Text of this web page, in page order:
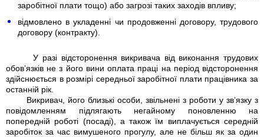
заробітної плати тощо) або загрозі таких заходів впливу;
відмовлено в укладенні чи продовженні договору, трудового
договору (контракту).
У разі відсторонення викривача від виконання трудових
обов’язків не з його вини оплата праці на період відсторонення
здійснюється в розмірі середньої заробітної плати працівника за
останній рік.
Викривач, його близькі особи, звільнені з роботи у зв’язку з
повідомленням підлягають негайному поновленню на
попередній роботі (посаді), а також їм виплачується середній
заробіток за час вимушеного прогулу, але не більш як за один